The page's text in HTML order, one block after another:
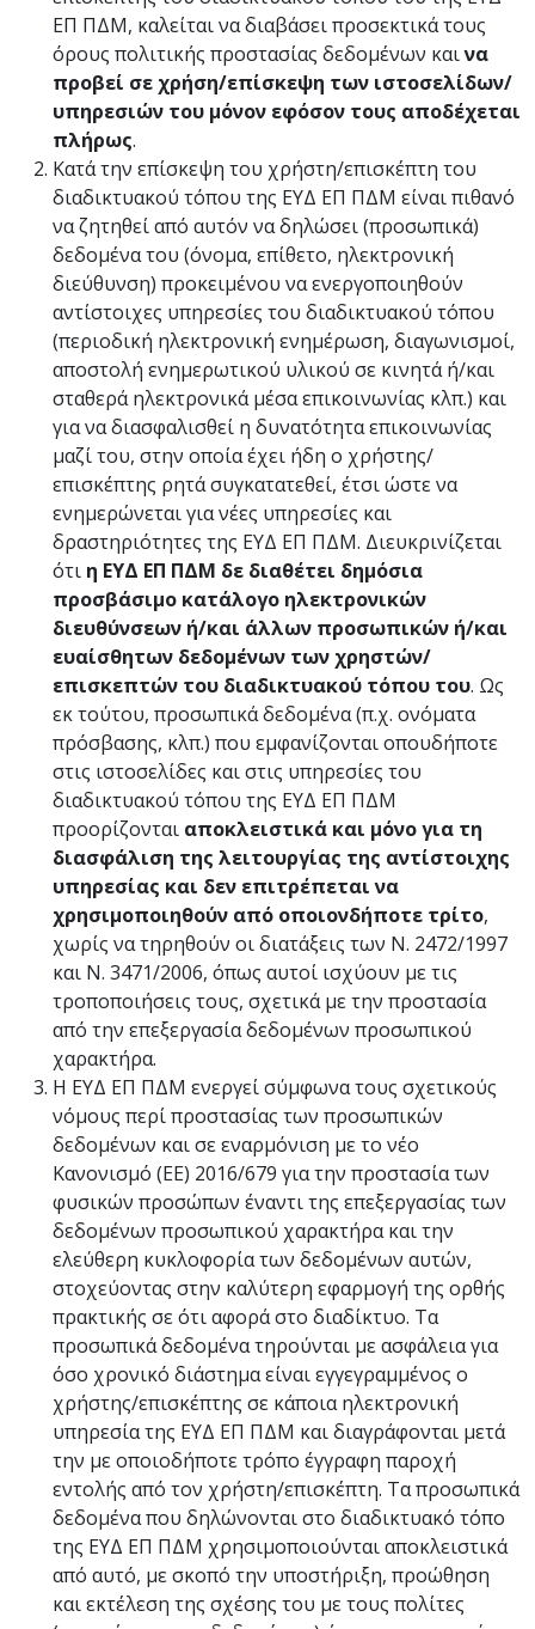
ΕΠ ΠΔΜ, καλείται να διαβάσει προσεκτικά τους
όρους πολιτικής προστασίας δεδομένων καινα
προβεί σε χρήση/επίσκεψη των ιστοσελίδων/
υπηρεσιών του μόνον εφόσον τους αποδέχεται
πλήρως.
Κατά την επίσκεψη του χρήστη/επισκέπτη του
διαδικτυακού τόπου της ΕΥΔ ΕΠ ΠΔΜ είναι πιθανό
να ζητηθεί από αυτόν να δηλώσει (προσωπικά)
δεδομένα του (όνομα, επίθετο, ηλεκτρονική
διεύθυνση) προκειμένου να ενεργοποιηθούν
αντίστοιχες υπηρεσίες του διαδικτυακού τόπου
(περιοδική ηλεκτρονική ενημέρωση, διαγωνισμοί,
αποστολή ενημερωτικού υλικού σε κινητά ή/και
σταθερά ηλεκτρονικά μέσα επικοινωνίας κλπ.) και
για να διασφαλισθεί η δυνατότητα επικοινωνίας
μαζί του, στην οποία έχει ήδη ο χρήστης/
επισκέπτης ρητά συγκατατεθεί, έτσι ώστε να
ενημερώνεται για νέες υπηρεσίες και
δραστηριότητες της ΕΥΔ ΕΠ ΠΔΜ. Διευκρινίζεται
ότι η ΕΥΔ ΕΠ ΠΔΜ δε διαθέτει δημόσια
προσβάσιμο κατάλογο ηλεκτρονικών
διευθύνσεων ή/και άλλων προσωπικών ή/και
ευαίσθητων δεδομένων των χρηστών/
επισκεπτών του διαδικτυακού τόπου του. Ως
εκ τούτου, προσωπικά δεδομένα (π.χ. ονόματα
πρόσβασης, κλπ.) που εμφανίζονται οπουδήποτε
στις ιστοσελίδες και στις υπηρεσίες του
διαδικτυακού τόπου της ΕΥΔ ΕΠ ΠΔΜ
προορίζονται αποκλειστικά και μόνο για τη
διασφάλιση της λειτουργίας της αντίστοιχης
υπηρεσίας και δεν επιτρέπεται να
χρησιμοποιηθούν από οποιονδήποτε τρίτο,
χωρίς να τηρηθούν οι διατάξεις των Ν. 2472/1997
και Ν. 3471/2006, όπως αυτοί ισχύουν με τις
τροποποιήσεις τους, σχετικά με την προστασία
από την επεξεργασία δεδομένων προσωπικού
χαρακτήρα.
Η ΕΥΔ ΕΠ ΠΔΜ ενεργεί σύμφωνα τους σχετικούς
νόμους περί προστασίας των προσωπικών
δεδομένων και σε εναρμόνιση με το νέο
Κανονισμό (ΕΕ) 2016/679 για την προστασία των
φυσικών προσώπων έναντι της επεξεργασίας των
δεδομένων προσωπικού χαρακτήρα και την
ελεύθερη κυκλοφορία των δεδομένων αυτών,
στοχεύοντας στην καλύτερη εφαρμογή της ορθής
πρακτικής σε ότι αφορά στο διαδίκτυο. Τα
προσωπικά δεδομένα τηρούνται με ασφάλεια για
όσο χρονικό διάστημα είναι εγγεγραμμένος ο
χρήστης/επισκέπτης σε κάποια ηλεκτρονική
υπηρεσία της ΕΥΔ ΕΠ ΠΔΜ και διαγράφονται μετά
την με οποιοδήποτε τρόπο έγγραφη παροχή
εντολής από τον χρήστη/επισκέπτη. Τα προσωπικά
δεδομένα που δηλώνονται στο διαδικτυακό τόπο
της ΕΥΔ ΕΠ ΠΔΜ χρησιμοποιούνται αποκλειστικά
από αυτό, με σκοπό την υποστήριξη, προώθηση
και εκτέλεση της σχέσης του με τους πολίτες